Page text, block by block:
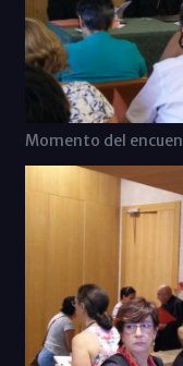
Momento del